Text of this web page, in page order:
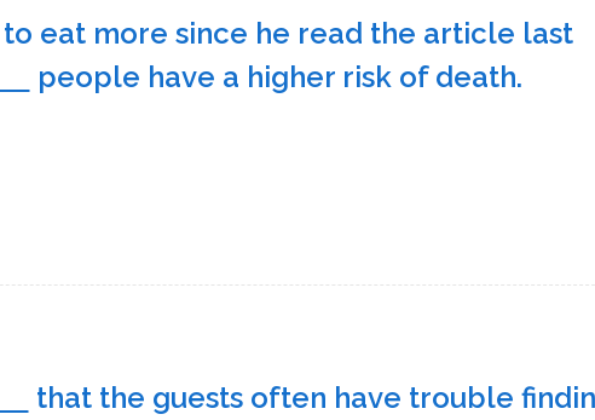
eat more since he read the article last
people have a higher risk of death.
that the guests often have trouble